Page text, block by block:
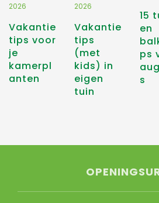
Vakantie
tips voor
je
kamerpl
anten
2026
Vakantie
tips
(met
kids) in
eigen
tuin
2026
15
en
ps
s